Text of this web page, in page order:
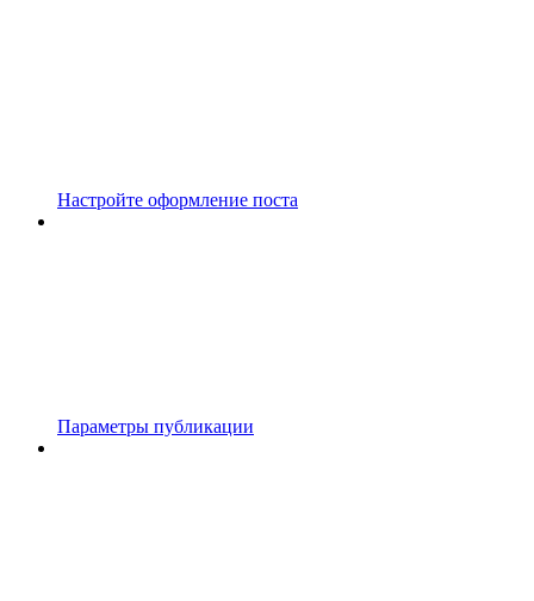
Настройте оформление поста
Параметры публикации